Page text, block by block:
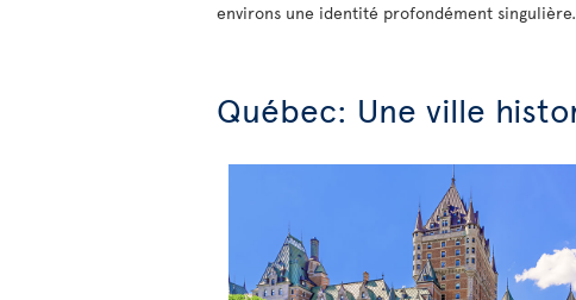
environs une identité profondément singulière.
Québec: Une ville